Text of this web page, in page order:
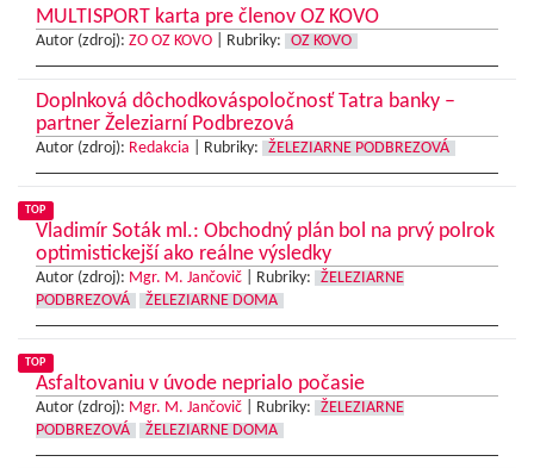
MULTISPORT karta pre členov OZ KOVO
Autor (zdroj): ZO OZ KOVO Rubriky: OZ KOVO
Doplnková dôchodkováspoločnosť Tatra banky –
partner Železiarní Podbrezová
Autor (zdroj): Redakcia Rubriky: ŽELEZIARNE PODBREZOVÁ
TOP
Vladimír Soták ml.: Obchodný plán bol na prvý polrok
optimistickejší ako reálne výsledky
Autor (zdroj): Mgr. M. Jančovič Rubriky:
ŽELEZIARNE
PODBREZOVÁ
ŽELEZIARNE DOMA
TOP
Asfaltovaniu v úvode neprialo počasie
Autor (zdroj): Mgr. M. Jančovič Rubriky:
ŽELEZIARNE
PODBREZOVÁ
ŽELEZIARNE DOMA